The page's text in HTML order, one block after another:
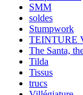
SMM
soldes
Stumpwork
TEINTURE
The Santa,
Tilda
Tissus
trucs